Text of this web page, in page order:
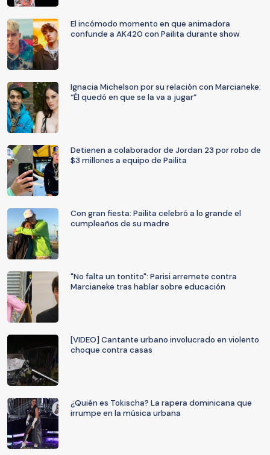
El incómodo momento en que animadora
confunde a AK420 con Pailita durante show
Ignacia Michelson por su relación con Marcianeke:
“Él quedó en que se la va a jugar”
Detienen a colaborador de Jordan 23 por robo de
$3 millones a equipo de Pailita
Con gran fiesta: Pailita celebró a lo grande el
cumpleaños de su madre
"No falta un tontito": Parisi arremete contra
Marcianeke tras hablar sobre educación
[VIDEO] Cantante urbano involucrado en violento
choque contra casas
¿Quién es Tokischa? La rapera dominicana que
irrumpe en la música urbana